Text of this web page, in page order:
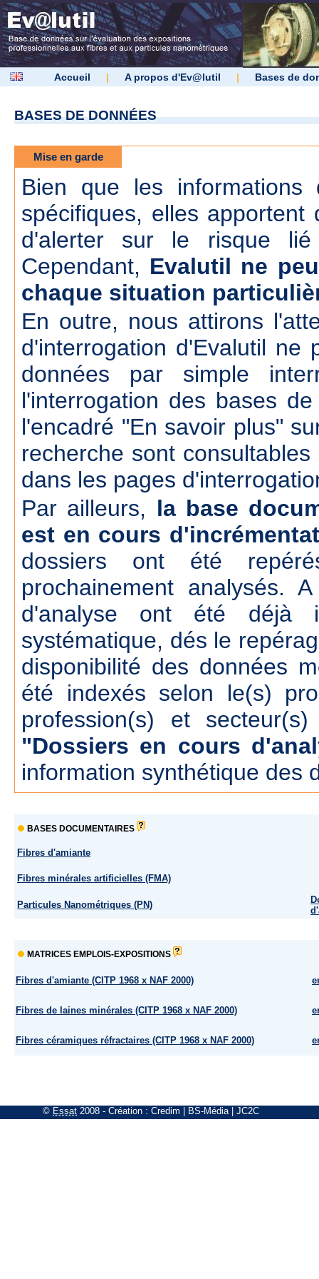
Accueil | A propos d'Ev@lutil | Bases de
BASES DE DONNÉES
Mise en garde
Bien que les informations
spécifiques, elles
d'alerter sur le risque
Cependant, Evalutil ne
chaque situation
En outre, nous attirons
d'interrogation d'Evalutil ne
données par simple
l'interrogation des bases
l'encadré "En savoir plus"
recherche sont
dans les pages
Par ailleurs, la base
est en cours
dossiers ont été
prochainement analysés.
d'analyse ont été déjà
systématique, dés le
disponibilité des données
été indexés selon le(s)
profession(s) et
"Dossiers en cours
information synthétique des
BASES DOCUMENTAIRES
Fibres d'amiante
Fibres minérales artificielles (FMA)
Particules Nanométriques (PN)
MATRICES EMPLOIS-EXPOSITIONS
Fibres d'amiante (CITP 1968 x NAF 2000)
Fibres de laines minérales (CITP 1968 x NAF 2000)
Fibres céramiques réfractaires (CITP 1968 x NAF 2000)
© Essat 2008 - Création : Credim BS-Média| JC2C